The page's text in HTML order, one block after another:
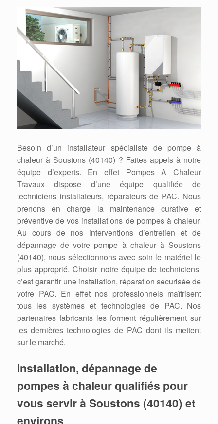
Besoin d’un installateur spécialiste de pompe à
chaleur à Soustons (40140) ? Faites appels à notre
équipe d’experts. En effet Pompes A Chaleur
Travaux dispose d’une équipe qualifiée de
techniciens installateurs, réparateurs de PAC. Nous
prenons en charge la maintenance curative et
préventive de vos installations de pompes à chaleur.
Au cours de nos interventions d’entretien et de
dépannage de votre pompe à chaleur à Soustons
(40140), nous sélectionnons avec soin le matériel le
plus approprié. Choisir notre équipe de techniciens,
c’est garantir une installation, réparation sécurisée de
votre PAC. En effet nos professionnels maîtrisent
tous les systèmes et technologies de PAC. Nos
partenaires fabricants les forment régulièrement sur
les dernières technologies de PAC dont ils mettent
sur le marché.
Installation, dépannage de
pompes à chaleur qualifiés pour
vous servir à Soustons (40140) et
environs